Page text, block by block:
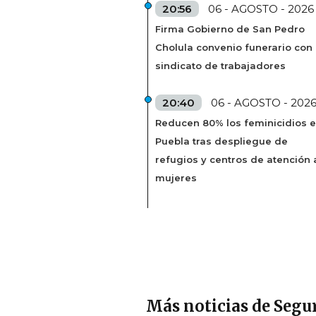
20:56 06 - AGOSTO - 2026
Firma Gobierno de San Pedro
Cholula convenio funerario con
sindicato de trabajadores
20:40 06 - AGOSTO - 2026
Reducen 80% los feminicidios
Puebla tras despliegue de
refugios y centros de atención
mujeres
Más noticias de